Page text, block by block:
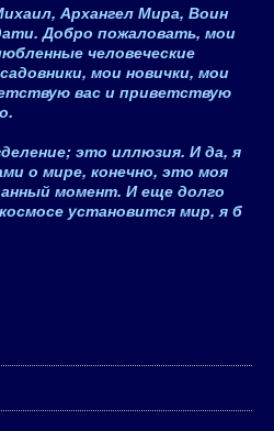
Архангел Мира, Воин
. Добро пожаловать, мои
человеческие
мои новички, мои
вас и приветствую
это иллюзия. И да, я
о мире, конечно, это моя
момент. И еще долго
установится мир, я б